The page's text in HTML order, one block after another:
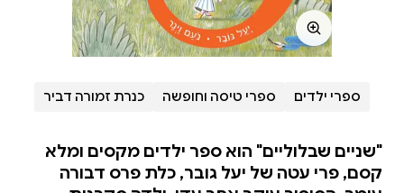
ספרי ילדים ספרי טיסה וחופשה כנרת זמורה דביר
"שניים שבלוליים" הוא ספר ילדים מקסים ומלא
קסם, פרי עטה של יעל גובר, כלת פרס דבורה